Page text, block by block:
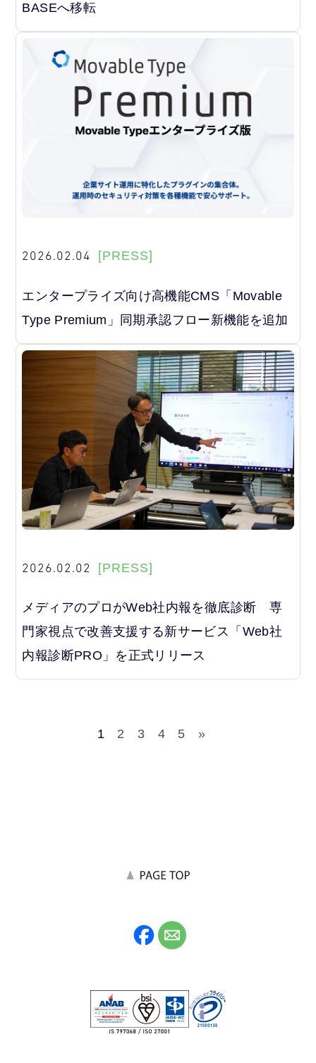
BASEへ移転
2026.02.04 [PRESS]
エンタープライズ向け高機能CMS「Movable
Type Premium」同期承認フロー新機能を追加
2026.02.02 [PRESS]
メディアのプロがWeb社内報を徹底診断 専
門家視点で改善支援する新サービス「Web社
内報診断PRO」を正式リリース
1 2 3 4 5 »